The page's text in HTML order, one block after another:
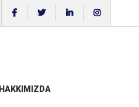
HAKKIMIZDA